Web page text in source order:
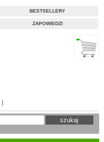
BESTSELLERY
ZAPOWIEDZI